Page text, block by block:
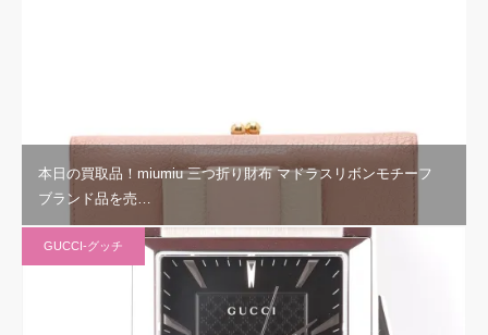
本日の買取品！miumiu 三つ折り財布 マドラスリボンモチーフ
ブランド品を売…
GUCCI-グッチ